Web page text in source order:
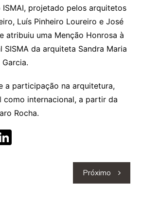
ISMAI, projetado pelos arquitetos
Luís Pinheiro Loureiro e José
atribuiu uma Menção Honrosa à
SISMA da arquiteta Sandra Maria
a participação na arquitetura,
como internacional, a partir da
Rocha.
Li
Próximo